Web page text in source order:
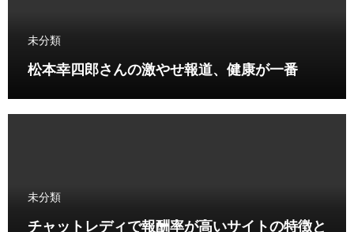
未分類
松本幸四郎さんの激やせ報道、健康が一番
未分類
チャットレディで報酬率が高いサイトの特徴と